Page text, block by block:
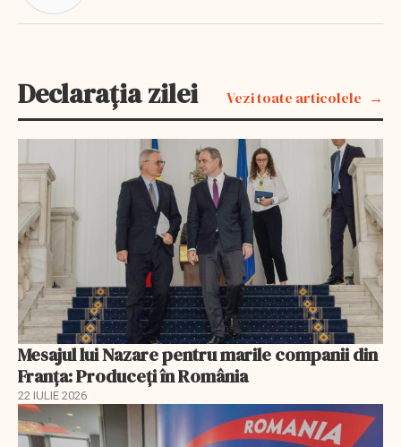
Declarația zilei Vezi toate articolele
Mesajul lui Nazare pentru marile companii din
Franța: Produceți în România
22 IULIE 2026